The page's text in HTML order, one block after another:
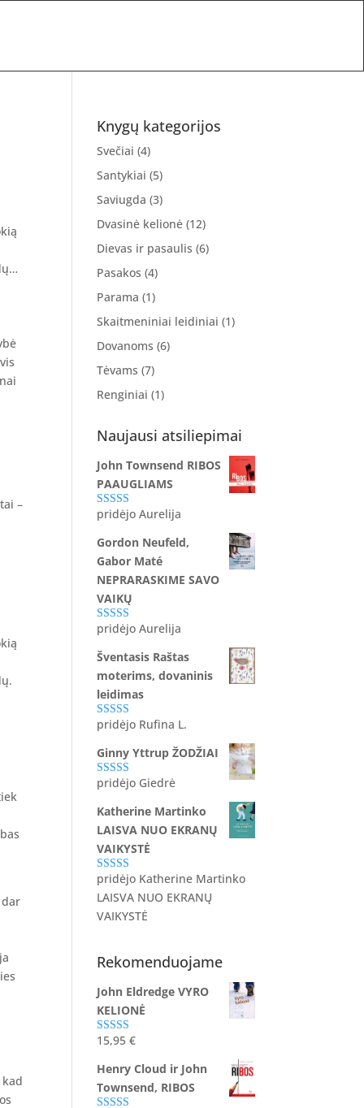
–
Knygų kategorijos
Svečiai (4)
Santykiai (5)
Saviugda (3)
Dvasinė kelionė (12)
Dievas ir pasaulis (6)
Pasakos (4)
Parama (1)
Skaitmeniniai leidiniai (1)
Dovanoms (6)
Tėvams (7)
Renginiai (1)
Naujausi atsiliepimai
John Townsend RIBOS
PAAUGLIAMS
Įvertinimas:
pridėjo Aurelija
Gordon Neufeld,
Gabor Maté
NEPRARASKIME SAVO
VAIKŲ
Įvertinimas:
pridėjo Aurelija
Šventasis Raštas
moterims, dovaninis
leidimas
Įvertinimas:
pridėjo Rufina L.
Ginny Yttrup ŽODŽIAI
Įvertinimas:
pridėjo Giedrė
Katherine Martinko
LAISVA NUO EKRANŲ
VAIKYSTĖ
Įvertinimas:
5 iš 5
pridėjo Katherine Martinko
LAISVA NUO EKRANŲ
VAIKYSTĖ
Rekomenduojame
John Eldredge VYRO
KELIONĖ
Įvertinimas:
15,95€
Henry Cloud ir John
Townsend, RIBOS